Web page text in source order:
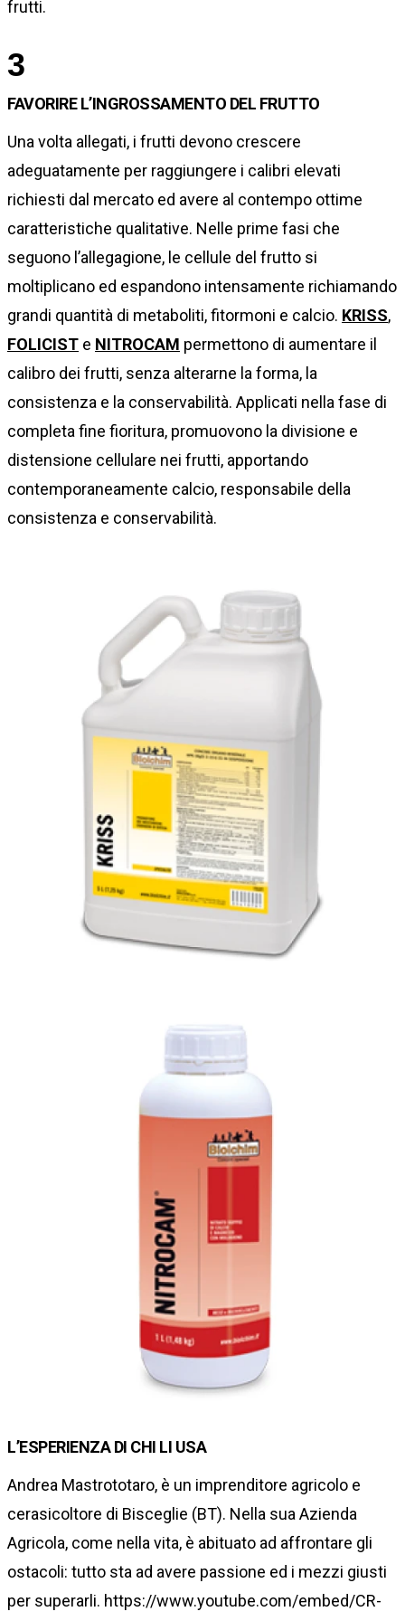
frutti.
3
FAVORIRE L’INGROSSAMENTO DEL FRUTTO
Una volta allegati, i frutti devono crescere
adeguatamente per raggiungere i calibri elevati
richiesti dal mercato ed avere al contempo ottime
caratteristiche qualitative. Nelle prime fasi che
seguono l’allegagione, le cellule del frutto si
moltiplicano ed espandono intensamente richiamando
grandi quantità di metaboliti, fitormoni e calcio. KRISS,
FOLICIST e NITROCAM permettono di aumentare il
calibro dei frutti, senza alterarne la forma, la
consistenza e la conservabilità. Applicati nella fase di
completa fine fioritura, promuovono la divisione e
distensione cellulare nei frutti, apportando
contemporaneamente calcio, responsabile della
consistenza e conservabilità.
L’ESPERIENZA DI CHI LI USA
Andrea Mastrototaro, è un imprenditore agricolo e
cerasicoltore di Bisceglie (BT). Nella sua Azienda
Agricola, come nella vita, è abituato ad affrontare gli
ostacoli: tutto sta ad avere passione ed i mezzi giusti
per superarli. https://www.youtube.com/embed/CR-